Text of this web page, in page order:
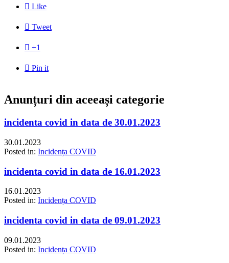
 Like
 Tweet
 +1
 Pin it
Anunțuri din aceeași categorie
incidenta covid in data de 30.01.2023
30.01.2023
Posted in: Incidența COVID
incidenta covid in data de 16.01.2023
16.01.2023
Posted in: Incidența COVID
incidenta covid in data de 09.01.2023
09.01.2023
Posted in: Incidența COVID